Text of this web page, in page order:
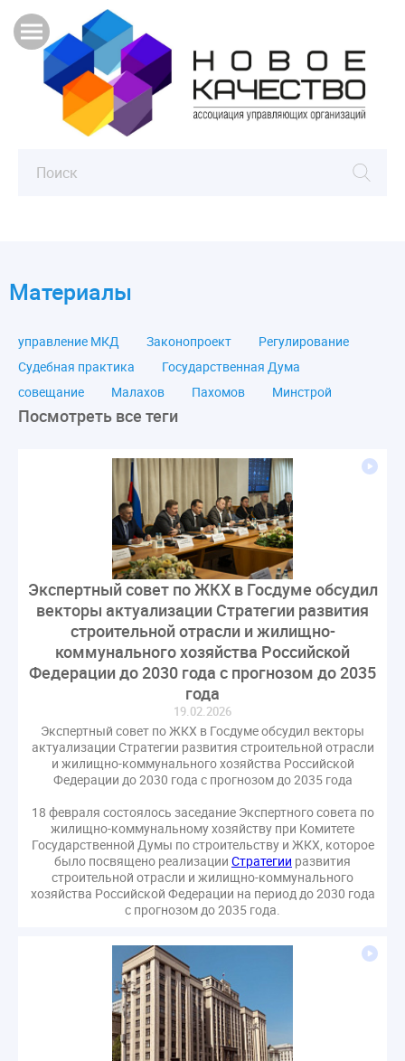
Материалы
управление МКД Законопроект
Регулирование
Судебная практика
Государственная Дума
совещание
Малахов Пахомов
Минстрой
ЛикбезЖКХ
ЖКХ
Строительная неделя
лицензирование
Верховный суд
управляющие компании
МКД
Экспертное мнение
капремонт Вебинар
Комитет по строительству и ЖКХ
Малахов Конференция
Обсуждение
Пени за ЖКУ
Постановление Правительства РФ
ЖКУ
Новое качество
ОСС
Правила
задолженность граждан
ГОСТ
Мероприятия
Постановление
Правительство РФ
ВДГО
Приказ
ТКО
ЭкспертЖКХ
договор управления МКД
лицензия
операторы связи
проверки
газовое оборудование
государственная дума
лифт
обращение
общее имущество
провайдеры
проверки ЖКХ
саморегулирование
управляющие организации
Альберт Короленко
Стандарты и качество
встреча
налоговая реформа
общее собрание собственников
ответственность
перерасчет платы
тарифы
теплоснабжение
штраф
ВОК
Посмотреть все теги
Экспертный совет по ЖКХ в Госдуме обсудил
векторы актуализации Стратегии развития
строительной отрасли и жилищно-
коммунального хозяйства Российской
Федерации до 2030 года с прогнозом до 2035
года
19.02.2026
Экспертный совет по ЖКХ в Госдуме обсудил векторы
актуализации Стратегии развития строительной отрасли
и жилищно-коммунального хозяйства Российской
Федерации до 2030 года с прогнозом до 2035 года
18 февраля состоялось заседание Экспертного совета по
жилищно-коммунальному хозяйству при Комитете
Государственной Думы по строительству и ЖКХ, которое
было посвящено реализации Стратегии развития
строительной отрасли и жилищно-коммунального
хозяйства Российской Федерации на период до 2030 года
с прогнозом до 2035 года.